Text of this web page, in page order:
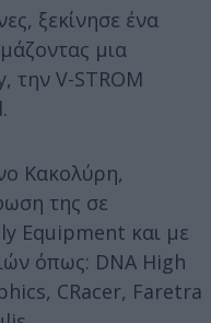
ξεκίνησε ένα
μια
την V-STROM
Κακολύρη,
της σε
Equipment και με
όπως: DNA High
CRacer, Faretra